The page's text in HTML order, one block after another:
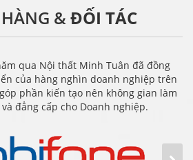
&ĐỐI TÁC
qua Nội thất Minh Tuân đã đồng
của hàng nghìn doanh nghiệp trên
phần kiến tạo nên không gian làm
đẳng cấp cho Doanh nghiệp.